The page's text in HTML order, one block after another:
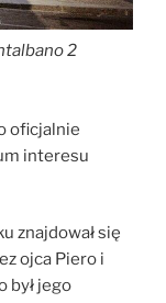
2
oficjalnie
interesu
znajdował się
ojca Piero i
był jego